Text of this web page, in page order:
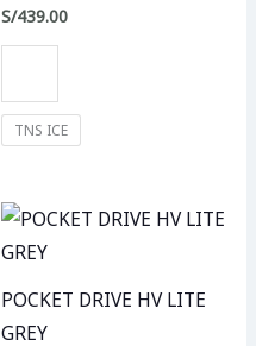
S/439.00
TNS ICE
POCKET DRIVE HV LITE
GREY